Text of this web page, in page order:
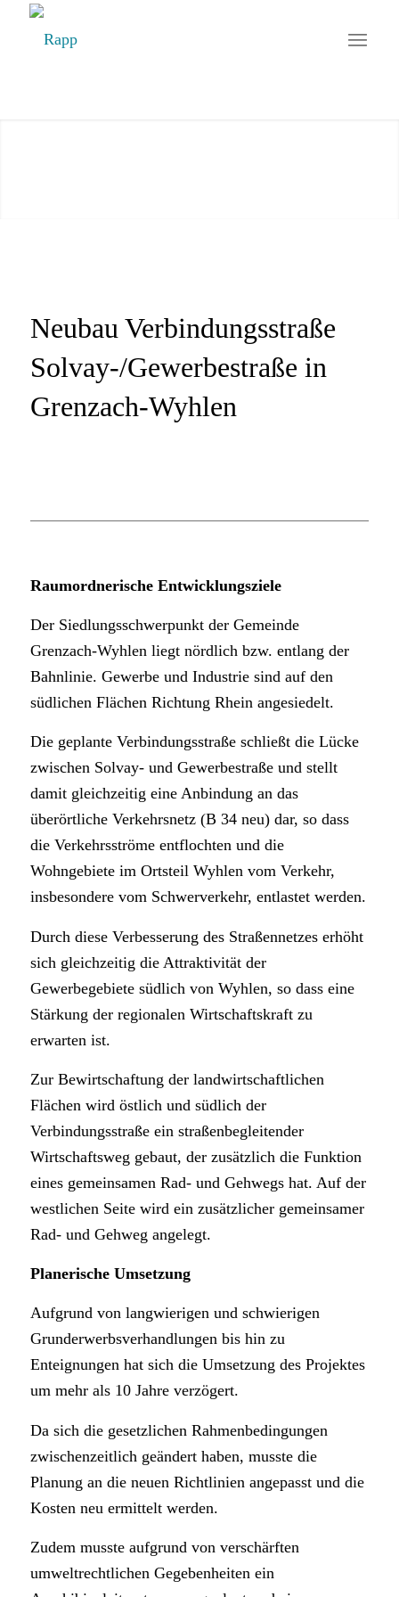
Neubau Verbindungsstraße
Solvay-/Gewerbestraße in
Grenzach-Wyhlen
Raumordnerische Entwicklungsziele
Der Siedlungsschwerpunkt der Gemeinde
Grenzach-Wyhlen liegt nördlich bzw. entlang der
Bahnlinie. Gewerbe und Industrie sind auf den
südlichen Flächen Richtung Rhein angesiedelt.
Die geplante Verbindungsstraße schließt die Lücke
zwischen Solvay- und Gewerbestraße und stellt
damit gleichzeitig eine Anbindung an das
überörtliche Verkehrsnetz (B 34 neu) dar, so dass
die Verkehrsströme entflochten und die
Wohngebiete im Ortsteil Wyhlen vom Verkehr,
insbesondere vom Schwerverkehr, entlastet werden.
Durch diese Verbesserung des Straßennetzes erhöht
sich gleichzeitig die Attraktivität der
Gewerbegebiete südlich von Wyhlen, so dass eine
Stärkung der regionalen Wirtschaftskraft zu
erwarten ist.
Zur Bewirtschaftung der landwirtschaftlichen
Flächen wird östlich und südlich der
Verbindungsstraße ein straßenbegleitender
Wirtschaftsweg gebaut, der zusätzlich die Funktion
eines gemeinsamen Rad- und Gehwegs hat. Auf der
westlichen Seite wird ein zusätzlicher gemeinsamer
Rad- und Gehweg angelegt.
Planerische Umsetzung
Aufgrund von langwierigen und schwierigen
Grunderwerbsverhandlungen bis hin zu
Enteignungen hat sich die Umsetzung des Projektes
um mehr als 10 Jahre verzögert.
Da sich die gesetzlichen Rahmenbedingungen
zwischenzeitlich geändert haben, musste die
Planung an die neuen Richtlinien angepasst und die
Kosten neu ermittelt werden.
Zudem musste aufgrund von verschärften
umweltrechtlichen Gegebenheiten ein